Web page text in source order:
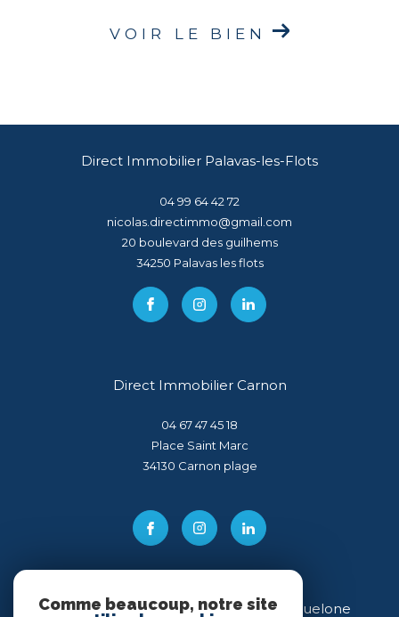
VOIR LE BIEN
Direct Immobilier Palavas-les-Flots
04 99 64 42 72
nicolas.directimmo@gmail.com
20 boulevard des guilhems
34250
palavas les flots
Direct Immobilier Carnon
04 67 47 45 18
Place Saint Marc
34130
carnon plage
Direct Immobilier Villeneuve-lès-Maguelone
Comme beaucoup, notre site